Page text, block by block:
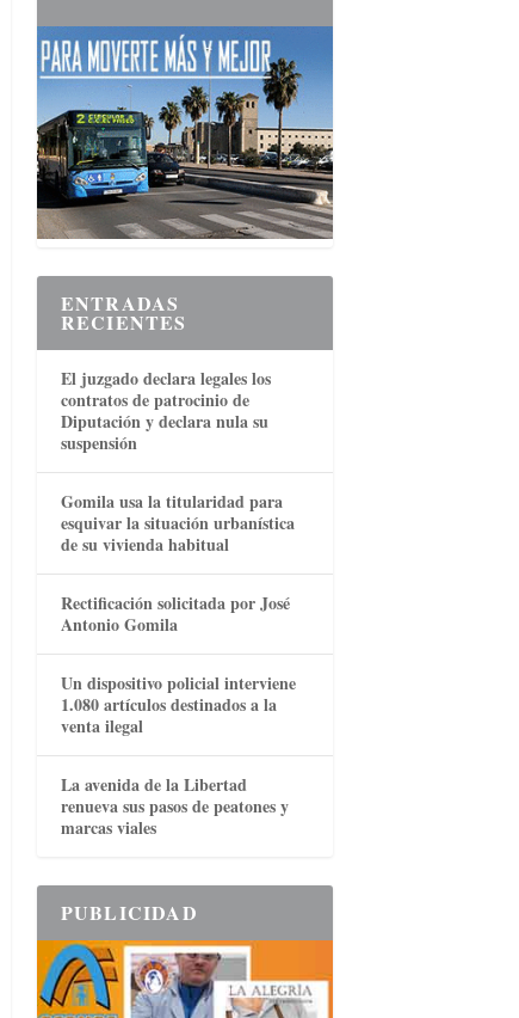
ENTRADAS
RECIENTES
El juzgado declara legales los
contratos de patrocinio de
Diputación y declara nula su
suspensión
Gomila usa la titularidad para
esquivar la situación urbanística
de su vivienda habitual
Rectificación solicitada por José
Antonio Gomila
Un dispositivo policial interviene
1.080 artículos destinados a la
venta ilegal
La avenida de la Libertad
renueva sus pasos de peatones y
marcas viales
PUBLICIDAD